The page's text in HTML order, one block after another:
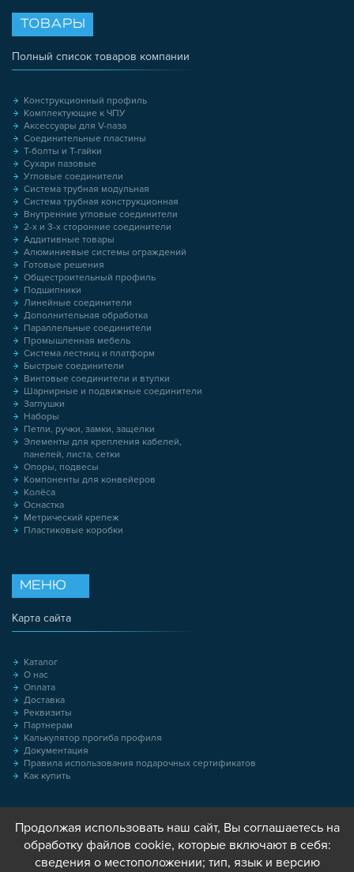
ТОВАРЫ
Полный список товаров компании
Конструкционный профиль
Комплектующие к ЧПУ
Аксессуары для V-паза
Соединительные пластины
Т-болты и Т-гайки
Сухари пазовые
Угловые соединители
Система трубная модульная
Система трубная конструкционная
Внутренние угловые соединители
2-х и 3-х сторонние соединители
Аддитивные товары
Алюминиевые системы ограждений
Готовые решения
Общестроительный профиль
Подшипники
Линейные соединители
Дополнительная обработка
Параллельные соединители
Промышленная мебель
Система лестниц и платформ
Быстрые соединители
Винтовые соединители и втулки
Шарнирные и подвижные соединители
Заглушки
Наборы
Петли, ручки, замки, защелки
Элементы для крепления кабелей,
панелей, листа, сетки
Опоры, подвесы
Компоненты для конвейеров
Колёса
Оснастка
Метрический крепеж
Пластиковые коробки
МЕНЮ
Карта сайта
Каталог
О нас
Оплата
Доставка
Реквизиты
Партнерам
Калькулятор прогиба профиля
Документация
Правила использования подарочных сертификатов
Как купить
Продолжая использовать наш сайт, Вы соглашаетесь на
обработку файлов cookie, которые включают в себя:
сведения о местоположении; тип, язык и версию